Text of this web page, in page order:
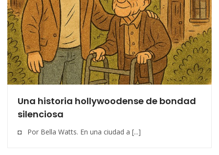
Una historia hollywoodense de bondad
silenciosa
◘ Por Bella Watts. En una ciudad a [...]